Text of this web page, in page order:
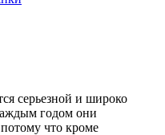
серьезной и широко
годом они
что кроме